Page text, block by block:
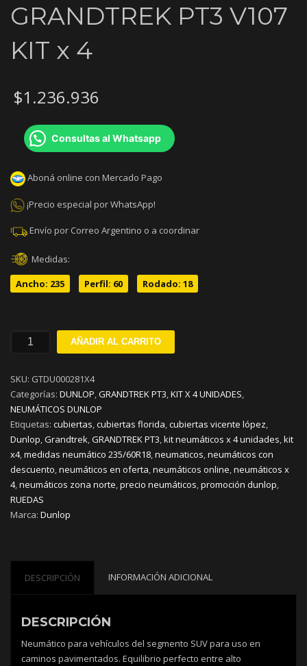
GRANDTREK PT3 V107
KIT x 4
$1.236.936
Consultas al Whatsapp
Aboná online con Mercado Pago
¡Precio especial por WhatsApp!
Envío por Correo Argentino o a coordinar
Medidas:
Ancho: 235
Perfil: 60 Rodado: 18
235/60R18
PT3
V107
KIT
x
4
cantidad
AÑADIR AL CARRITO
SKU: GTDU000281X4
Categorías: DUNLOP,GRANDTREK PT3,KIT X 4 UNIDADES,
NEUMÁTICOS DUNLOP
Etiquetas: cubiertas,cubiertas florida,cubiertas vicente lópez,
Dunlop,Grandtrek,GRANDTREK PT3,kit neumáticos x 4 unidades,kit
x4,medidas neumático 235/60R18,neumaticos,neumáticos con
descuento,neumáticos en oferta,neumáticos online,neumáticos x
4,neumáticos zona norte,precio neumáticos,promoción dunlop,
RUEDAS
Marca: Dunlop
DESCRIPCIÓN INFORMACIÓN ADICIONAL
DESCRIPCIÓN
Neumático para vehículos del segmento SUV para uso en
caminos pavimentados. Equilibrio perfecto entre alto